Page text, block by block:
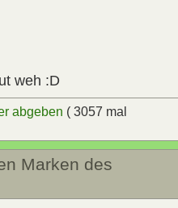
weh :D
abgeben ( 3057 mal
Marken des